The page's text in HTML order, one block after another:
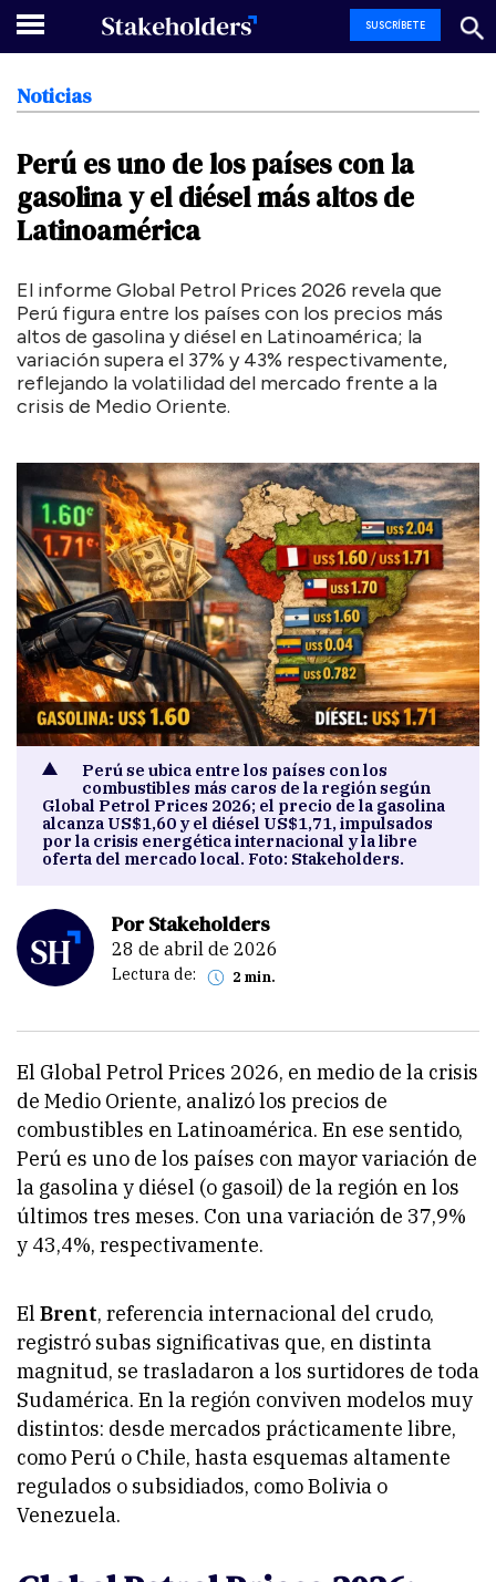
SUSCRÍBETE
Noticias
Perú es uno delos países conla
gasolinay el diéselmás altos de
Latinoamérica
El informe Global Petrol Prices 2026 revela que
Perú figura entre los países con los precios más
altos de gasolina y diésel en Latinoamérica; la
variación supera el 37% y 43% respectivamente,
reflejando la volatilidad del mercado frente a la
crisis de Medio Oriente.
Perú se ubica entre los países con los
combustibles más caros de la región según
Global Petrol Prices 2026; el precio de la gasolina
alcanza US$1,60 y el diésel US$1,71, impulsados
por la crisis energética internacional y la libre
oferta del mercado local. Foto: Stakeholders.
Por Stakeholders
28 de abril de 2026
Lectura de: 2 min.
El Global Petrol Prices 2026, en medio de la crisis
de Medio Oriente, analizó los precios de
combustibles en Latinoamérica. En ese sentido,
Perú es uno de los países con mayor variación de
la gasolina y diésel (o gasoil) de la región en los
últimos tres meses. Con una variación de 37,9%
y 43,4%, respectivamente.
El Brent, referencia internacional del crudo,
registró subas significativas que, en distinta
magnitud, se trasladaron a los surtidores de toda
Sudamérica. En la región conviven modelos muy
distintos: desde mercados prácticamente libre,
como Perú o Chile, hasta esquemas altamente
regulados o subsidiados, como Bolivia o
Venezuela.